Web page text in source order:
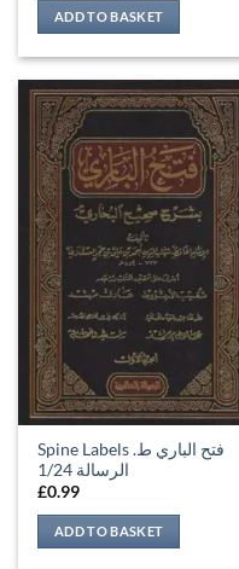
ADD TO BASKET
Spine Labels فتح الباري ط.
الرسالة 1/24
£0.99
ADD TO BASKET